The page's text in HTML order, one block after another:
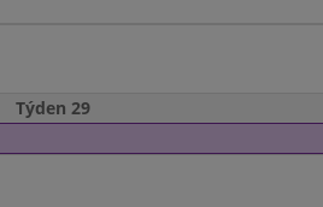
Týden 29